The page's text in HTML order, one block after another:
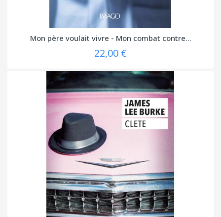
Mon père voulait vivre - Mon combat contre...
22,00 €